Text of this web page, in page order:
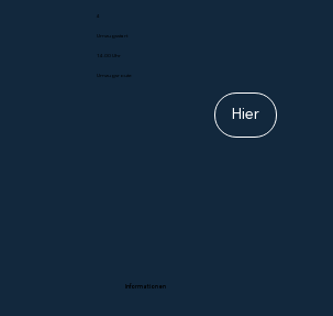
4
Umzugsstart
14.00 Uhr
Umzugsroute
Hier
Informationen